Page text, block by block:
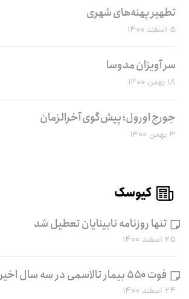
تطهیر پهنه‌های شهری
۵ اسفند ۱۴۰۰
سر آویزان مدوسا
۱۸ بهمن ۱۴۰۰
جورج اورول؛ پیش‌گوی آخرالزمان
۳ بهمن ۱۴۰۰
کیوسک
تنها روزنامه نابینایان تعطیل شد
۲۵ اسفند ۱۴۰۰
فوت ۵۵۰ بیمار تالاسمی در سه سال اخیر
۲۴ اسفند ۱۴۰۰